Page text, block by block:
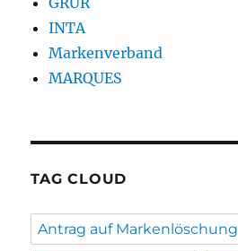
INTA
Markenverband
MARQUES
TAG CLOUD
Antrag auf Markenlöschung